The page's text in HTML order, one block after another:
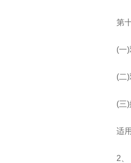
第
(一
(二
(三
适
2、